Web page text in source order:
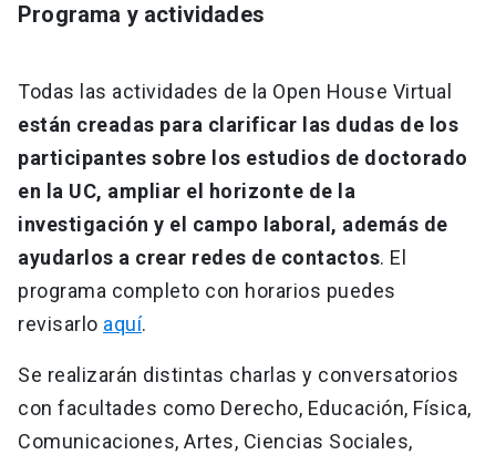
Programa y actividades
Todas las actividades de la Open House Virtual
están creadas para clarificar las dudas de los
participantes sobre los estudios de doctorado
en la UC, ampliar el horizonte de la
investigación y el campo laboral, además de
ayudarlos a crear redes de contactos. El
programa completo con horarios puedes
revisarlo aquí.
Se realizarán distintas charlas y conversatorios
con facultades como Derecho, Educación, Física,
Comunicaciones, Artes, Ciencias Sociales,